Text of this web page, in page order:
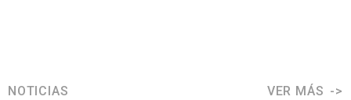
NOTICIAS VER MÁS